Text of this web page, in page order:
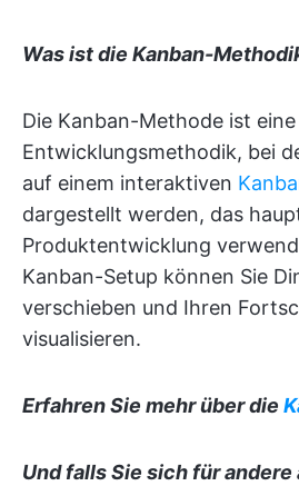
Was ist die Kanban-
Die Kanban-Methode ist eine
Entwicklungsmethodik, bei
auf einem interaktiven
dargestellt werden, das
Produktentwicklung
Kanban-Setup können Sie
verschieben und Ihren
visualisieren.
Erfahren Sie mehr über die
Und falls Sie sich für